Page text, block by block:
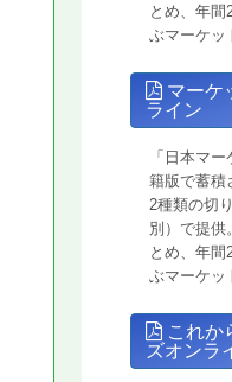
とめ、年間
ぶマーケッ
マーケ
ライン
「日本マ
籍版で蓄積
2種類の切
別）で提供
とめ、年間
ぶマーケッ
これか
ズオンラ